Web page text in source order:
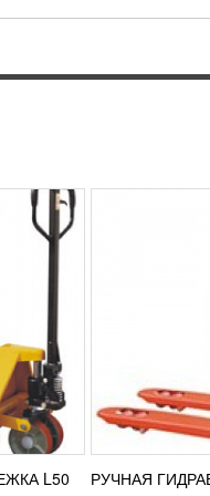
любые
L50
на
РУЧНАЯ
и
Ручной
линейки
средней
защитным